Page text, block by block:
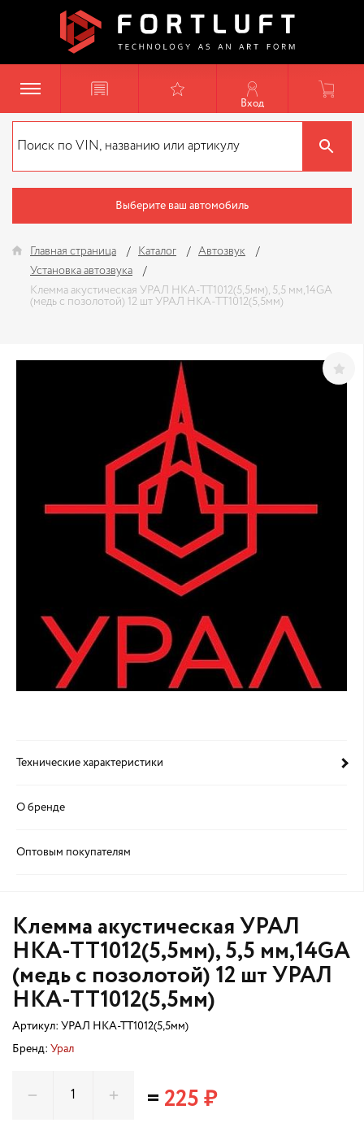
Вход
Выберите ваш автомобиль
Главная страница Каталог
Автозвук
Установка автозвука
Клемма акустическая УРАЛ НКА-ТТ1012(5,5мм), 5,5 мм,14GA
(медь с позолотой) 12 шт УРАЛ НКА-ТТ1012(5,5мм)
Технические характеристики
О бренде
Оптовым покупателям
Клемма акустическая УРАЛ
НКА-ТТ1012(5,5мм), 5,5 мм,14GA
(медь с позолотой) 12 шт УРАЛ
НКА-ТТ1012(5,5мм)
Артикул: УРАЛ НКА-ТТ1012(5,5мм)
Бренд: Урал
=225 ₽